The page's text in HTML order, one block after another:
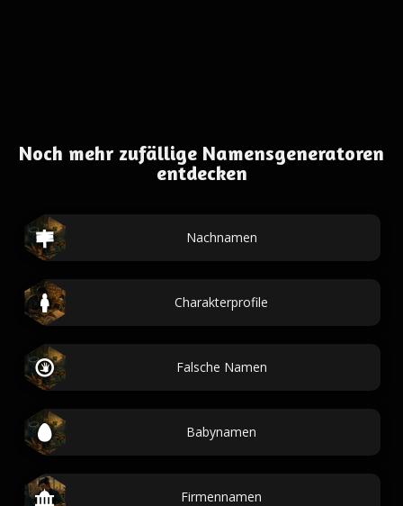
Noch mehr zufällige Namensgeneratoren
entdecken
Nachnamen
Charakterprofile
Falsche Namen
Babynamen
Firmennamen